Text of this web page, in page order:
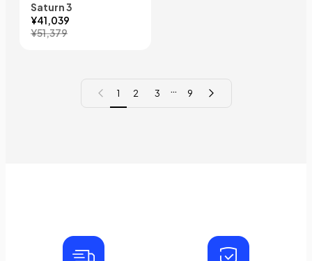
Saturn 3
¥41,039
¥51,379
前のページ 1 2 3 … 9 次のページ